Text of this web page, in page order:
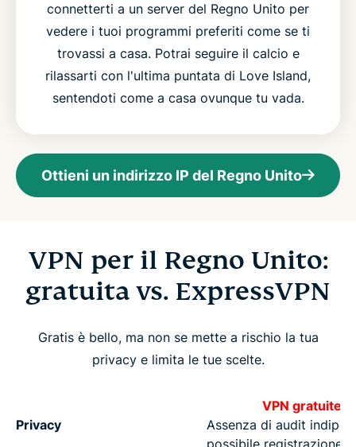
connetterti a un server del Regno Unito per
vedere i tuoi programmi preferiti come se ti
trovassi a casa. Potrai seguire il calcio e
rilassarti con l'ultima puntata di Love Island,
sentendoti come a casa ovunque tu vada.
Ottieni un indirizzo IP del Regno Unito
VPN per il Regno Unito:
gratuita vs. ExpressVPN
Gratis è bello, ma non se mette a rischio la tua
privacy e limita le tue scelte.
VPN gratuite
Privacy
Assenza di audit